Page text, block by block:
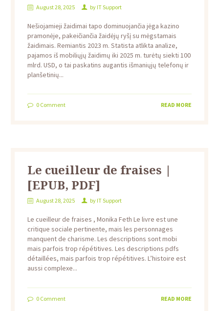
August 28, 2025 by IT Support
Nešiojamieji žaidimai tapo dominuojančia jėga kazino
pramonėje, pakeičiančia žaidėjų ryšį su mėgstamais
žaidimais. Remiantis 2023 m. Statista atlikta analize,
pajamos iš mobiliųjų žaidimų iki 2025 m. turėtų siekti 100
mlrd. USD, o tai paskatins augantis išmaniųjų telefonų ir
planšetinių...
0Comment READ MORE
Le cueilleur de fraises |
[EPUB, PDF]
August 28, 2025 by IT Support
Le cueilleur de fraises , Monika Feth Le livre est une
critique sociale pertinente, mais les personnages
manquent de charisme. Les descriptions sont mobi
mais parfois trop répétitives. Les descriptions pdfs
détaillées, mais parfois trop répétitives. L’histoire est
aussi complexe...
0Comment READ MORE